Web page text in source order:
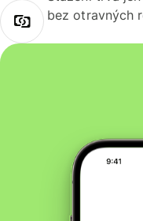
bez otravných